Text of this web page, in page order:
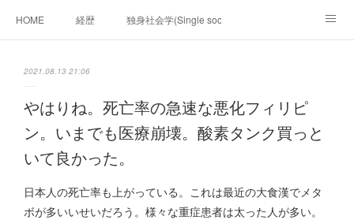
HOME 経歴 独身社会学(Single sociology)と高齢化社会学
移動出来て、工場で作る建物。未来２１００研究所
フィリピンの問題点 フィリピンの歴史
2021.08.13 21:06
やはりね。死亡率の急速な悪化フィリピ
ン。いまでも医療崩壊。酸素タンク買っと
いて良かった。
日本人の死亡率も上がっている。これは最近の大食漢でメタ
ボが多いいせいだろう。様々な重症患者は太った人が多い。